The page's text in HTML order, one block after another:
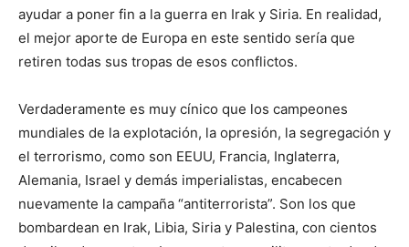
ayudar a poner fin a la guerra en Irak y Siria. En realidad,
el mejor aporte de Europa en este sentido sería que
retiren todas sus tropas de esos conflictos.
Verdaderamente es muy cínico que los campeones
mundiales de la explotación, la opresión, la segregación y
el terrorismo, como son EEUU, Francia, Inglaterra,
Alemania, Israel y demás imperialistas, encabecen
nuevamente la campaña “antiterrorista”. Son los que
bombardean en Irak, Libia, Siria y Palestina, con cientos